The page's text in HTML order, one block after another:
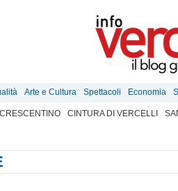
Arte e Cultura Spettacoli Economia
CRESCENTINO CINTURA DI VERCELLI